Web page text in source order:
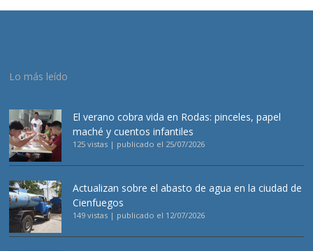
Lo más leído
El verano cobra vida en Rodas: pinceles, papel
maché y cuentos infantiles
125 vistas | publicado el 25/07/2026
Actualizan sobre el abasto de agua en la ciudad de
Cienfuegos
149 vistas | publicado el 12/07/2026